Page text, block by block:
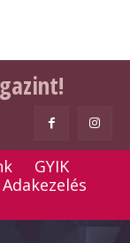
GYIK
Adakezelés